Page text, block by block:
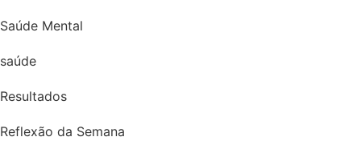
Saúde Mental
saúde
Resultados
Reflexão da Semana